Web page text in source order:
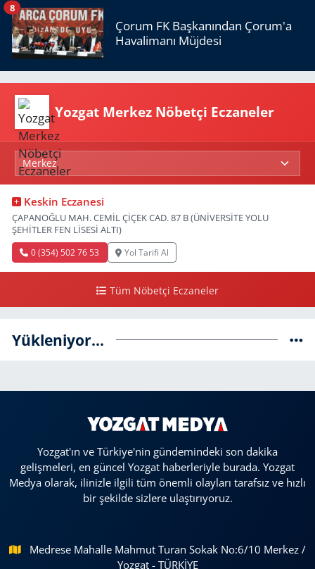
Çorum FK Başkanından Çorum'a
Havalimanı Müjdesi
8
Yozgat Merkez Nöbetçi Eczaneler
Keskin Eczanesi
ÇAPANOĞLU MAH. CEMİL ÇİÇEK CAD. 87 B (ÜNİVERSİTE YOLU
ŞEHİTLER FEN LİSESİ ALTI)
0 (354) 502 76 53 Yol Tarifi Al
Tüm Nöbetçi Eczaneler
Yükleniyor...
Yozgat'ın ve Türkiye'nin gündemindeki son dakika
gelişmeleri, en güncel Yozgat haberleriyle burada. Yozgat
Medya olarak, ilinizle ilgili tüm önemli olayları tarafsız ve hızlı
bir şekilde sizlere ulaştırıyoruz.
Medrese Mahalle Mahmut Turan Sokak No:6/10 Merkez /
Yozgat - TÜRKİYE